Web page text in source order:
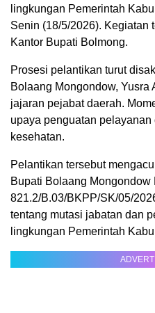
lingkungan Pemerintah
Senin (18/5/2026). Kegiatan
Kantor Bupati Bolmong.
Prosesi pelantikan turut
Bolaang Mongondow, Yusra
jajaran pejabat daerah.
upaya penguatan
kesehatan.
Pelantikan tersebut
Bupati Bolaang Mongondow
821.2/B.03/BKPP/SK/05/
tentang mutasi jabatan dan
lingkungan Pemerintah